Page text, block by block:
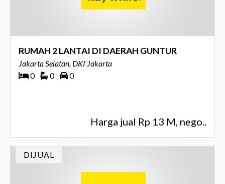
RUMAH 2 LANTAI DI DAERAH GUNTUR
Jakarta Selatan, DKI Jakarta
0
0 0
Harga jual Rp 13 M, nego..
DIJUAL